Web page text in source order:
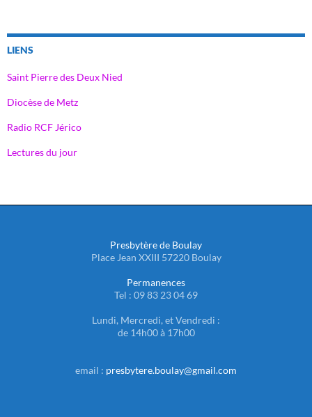
LIENS
Saint Pierre des Deux Nied
Diocèse de Metz
Radio RCF Jérico
Lectures du jour
Presbytère de Boulay
Place Jean XXIII 57220 Boulay
Permanences
Tel : 09 83 23 04 69
Lundi, Mercredi, et Vendredi :
de 14h00 à 17h00
email : presbytere.boulay@gmail.com